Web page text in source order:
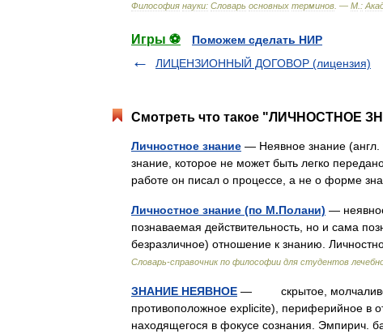
Философия науки: Словарь основных терминов . — М :
Игры ⚽
Поможем сделать НИР
ЛИЦЕНЗИОННЫЙ ДОГОВОР (лицензия)
Смотреть что такое "ЛИЧНОСТНОЕ
Личностное знание — Неявное знание (англ.
знание, которое не может быть легко
работе он писал о процессе, а не о форме
Личностное знание (по М.Полани) —
познаваемая действительность, но и сама
безразличное) отношение к знанию.
Словарь-справочник по философии для студентов
ЗНАНИЕ НЕЯВНОЕ — скрытое, молчаливое,
противоположное explicite), периферийное в
находящегося в фокусе сознания. Эмпирич.